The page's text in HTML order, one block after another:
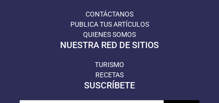
CONTÁCTANOS
PUBLICA TUS ARTÍCULOS
QUIENES SOMOS
NUESTRA RED DE SITIOS
TURISMO
RECETAS
SUSCRÍBETE